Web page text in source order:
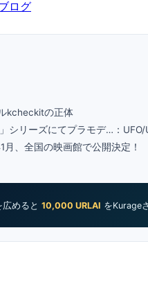
ログ
kcheckitの正体
シリーズにてプラモデ…：
、全国の映画館で公開決定！
めると 10,000 URLAI をKurage